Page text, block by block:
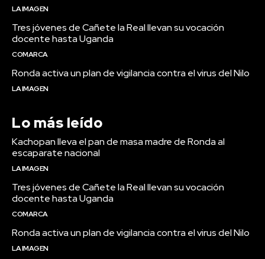
LA IMAGEN
Tres jóvenes de Cañete la Real llevan su vocación
docente hasta Uganda
COMARCA
Ronda activa un plan de vigilancia contra el virus del Nilo
LA IMAGEN
Lo más leído
Kachopan lleva el pan de masa madre de Ronda al
escaparate nacional
LA IMAGEN
Tres jóvenes de Cañete la Real llevan su vocación
docente hasta Uganda
COMARCA
Ronda activa un plan de vigilancia contra el virus del Nilo
LA IMAGEN